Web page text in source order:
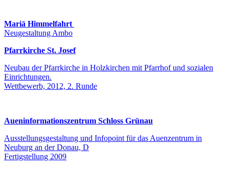
Mariä Himmelfahrt
Neugestaltung Ambo
Pfarrkirche St. Josef
Neubau der Pfarrkirche in Holzkirchen mit Pfarrhof und sozialen
Einrichtungen.
Wettbewerb, 2012, 2. Runde
Aueninformationszentrum Schloss Grünau
Ausstellungsgestaltung und Infopoint für das Auenzentrum in
Neuburg an der Donau, D
Fertigstellung 2009